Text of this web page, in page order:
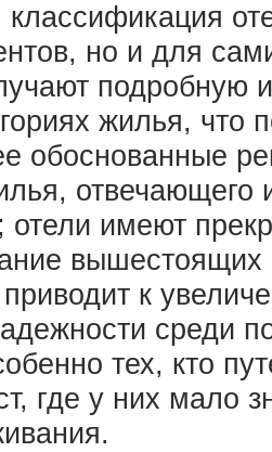
но и для
жилья, что
обоснованные
отвечающего
отели имеют
вышестоящих
к
среди
тех, кто
где у них мало